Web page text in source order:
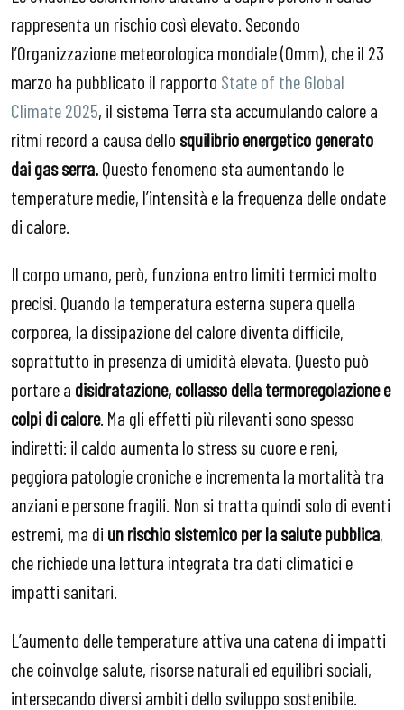
rappresenta un rischio così elevato. Secondo
l’Organizzazione meteorologica mondiale (Omm), che il 23
marzo ha pubblicato il rapporto State of the Global
Climate 2025, il sistema Terra sta accumulando calore a
ritmi record a causa dello squilibrio energetico generato
dai gas serra.Questo fenomeno sta aumentando le
temperature medie, l’intensità e la frequenza delle ondate
di calore.
Il corpo umano, però, funziona entro limiti termici molto
precisi. Quando la temperatura esterna supera quella
corporea, la dissipazione del calore diventa difficile,
soprattutto in presenza di umidità elevata. Questo può
portare a disidratazione, collasso della termoregolazione e
colpi di calore. Ma gli effetti più rilevanti sono spesso
indiretti: il caldo aumenta lo stress su cuore e reni,
peggiora patologie croniche e incrementa la mortalità tra
anziani e persone fragili. Non si tratta quindi solo di eventi
estremi, ma di un rischio sistemico per la salute pubblica,
che richiede una lettura integrata tra dati climatici e
impatti sanitari.
L’aumento delle temperature attiva una catena di impatti
che coinvolge salute, risorse naturali ed equilibri sociali,
intersecando diversi ambiti dello sviluppo sostenibile.